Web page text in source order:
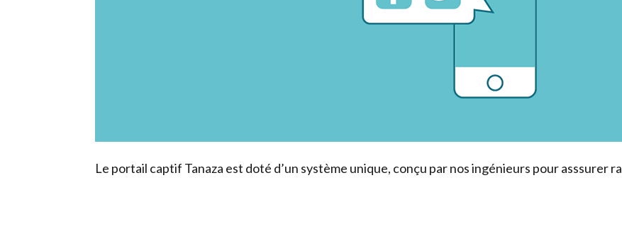
Le portail captif Tanaza est doté d’un système unique, conçu par nos ingénieurs pour asssurer